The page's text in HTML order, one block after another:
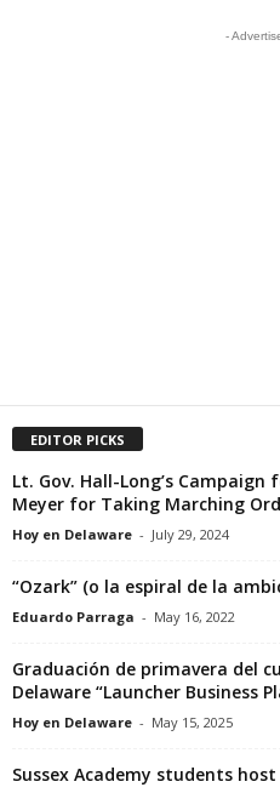
-
EDITOR PICKS
Lt. Gov. Hall-Long’s
Meyer for Taking Marching
Hoy en Delaware - July 29, 2024
“Ozark” (o la espiral de la
Eduardo Parraga - May 16, 2022
Graduación de primavera del
Delaware “Launcher Business
Hoy en Delaware - May 15, 2025
Sussex Academy students